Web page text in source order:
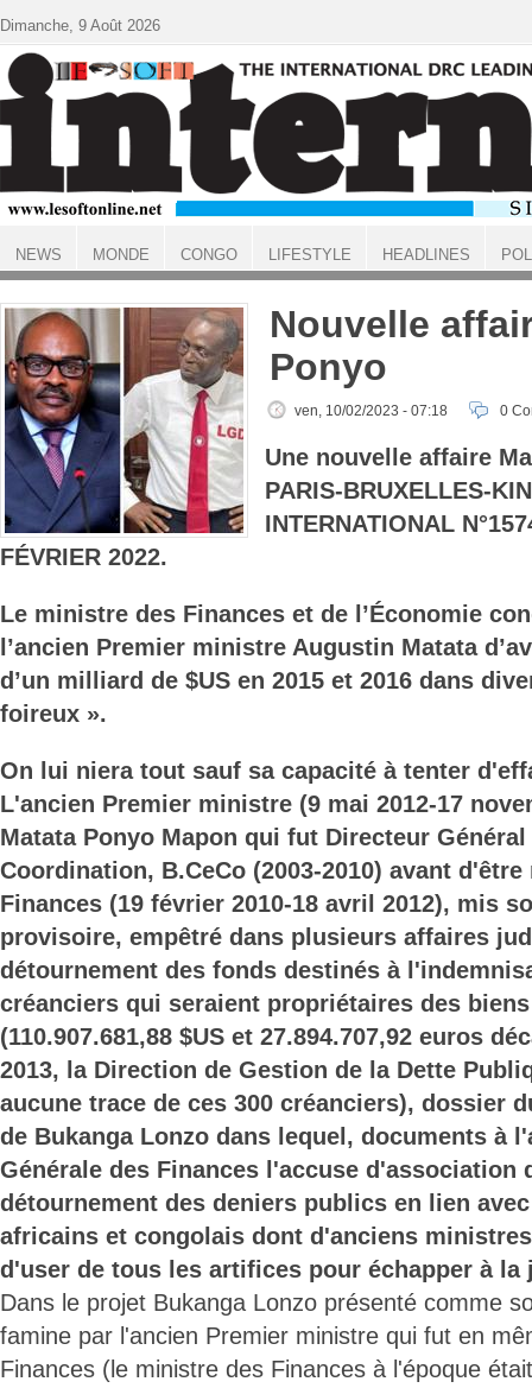
ACCUEIL
Nouvelle
Ponyo
ven, 10/02/2023 - 07:18 0
Une nouvelle affaire
PARIS-BRUXELLES-
INTERNATIONAL
FÉVRIER 2022.
Le ministre des Finances et de l’Économie
l’ancien Premier ministre Augustin Matata
d’un milliard de $US en 2015 et 2016 dans
foireux ».
On lui niera tout sauf sa capacité à tenter
L'ancien Premier ministre (9 mai 2012-17
Matata Ponyo Mapon qui fut Directeur
Coordination, B.CeCo (2003-2010) avant
Finances (19 février 2010-18 avril 2012), mis
provisoire, empêtré dans plusieurs affaires
détournement des fonds destinés à
créanciers qui seraient propriétaires des
(110.907.681,88 $US et 27.894.707,92 euros
2013, la Direction de Gestion de la Dette
aucune trace de ces 300 créanciers), dossier
de Bukanga Lonzo dans lequel, documents à
Générale des Finances l'accuse d'association
détournement des deniers publics en lien
africains et congolais dont d'anciens
d'user de tous les artifices pour échapper à la
Dans le projet Bukanga Lonzo présenté comme
famine par l'ancien Premier ministre qui fut en
Finances (le ministre des Finances à l'époque
Dimanche, 9 Août 2026
NEWS MONDE CONGO LIFESTYLE HEADLINES